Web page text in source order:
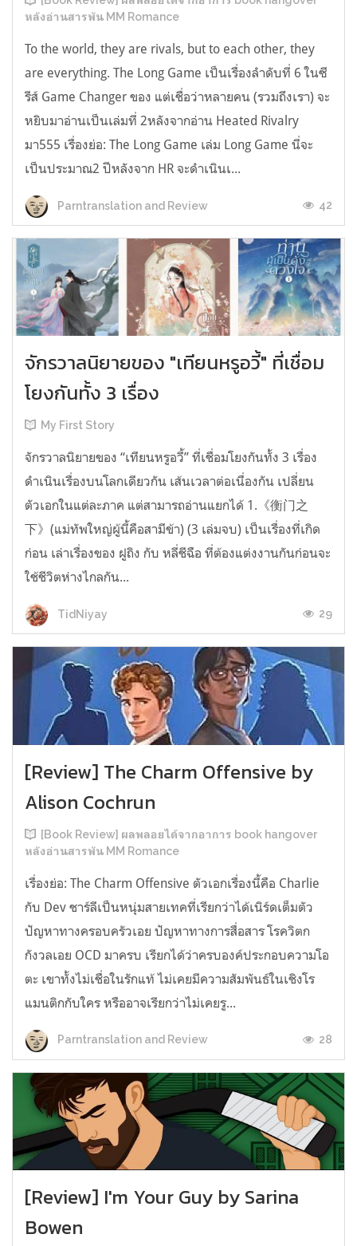
หลังอ่านสารพัน MM Romance
To the world, they are rivals, but to each other, they
are everything. The Long Game เป็นเรื่องลำดับที่ 6 ในซี
รีส์ Game Changer ของ แต่เชื่อว่าหลายคน (รวมถึงเรา) จะ
หยิบมาอ่านเป็นเล่มที่ 2หลังจากอ่าน Heated Rivalry
มา555 เรื่องย่อ: The Long Game เล่ม Long Game นี่จะ
เป็นประมาณ2 ปีหลังจาก HR จะดำเนินเ...
Parntranslation and Review 42
จักรวาลนิยายของ "เทียนหรูอวี้" ที่เชื่อม
โยงกันทั้ง 3 เรื่อง
My First Story
จักรวาลนิยายของ “เทียนหรูอวี้” ที่เชื่อมโยงกันทั้ง 3 เรื่อง
ดำเนินเรื่องบนโลกเดียวกัน เส้นเวลาต่อเนื่องกัน เปลี่ยน
ตัวเอกในแต่ละภาค แต่สามารถอ่านแยกได้ 1.《衡门之
下》(แม่ทัพใหญ่ผู้นี้คือสามีข้า) (3 เล่มจบ) เป็นเรื่องที่เกิด
ก่อน เล่าเรื่องของ ฝูถิง กับ หลี่ชีฉือ ที่ต้องแต่งงานกันก่อนจะ
ใช้ชีวิตห่างไกลกัน...
TidNiyay 29
[Review] The Charm Offensive by
Alison Cochrun
[Book Review] ผลพลอยได้จากอาการ book hangover
หลังอ่านสารพัน MM Romance
เรื่องย่อ: The Charm Offensive ตัวเอกเรื่องนี้คือ Charlie
กับ Dev ชาร์ลีเป็นหนุ่มสายเทคที่เรียกว่าได้เนิร์ดเต็มตัว
ปัญหาทางครอบครัวเอย ปัญหาทางการสื่อสาร โรควิตก
กังวลเอย OCD มาครบ เรียกได้ว่าครบองค์ประกอบความโอ
ตะ เขาทั้งไม่เชื่อในรักแท้ ไม่เคยมีความสัมพันธ์ในเชิงโร
แมนติกกับใคร หรืออาจเรียกว่าไม่เคยรู...
Parntranslation and Review 28
[Review] I'm Your Guy by Sarina
Bowen